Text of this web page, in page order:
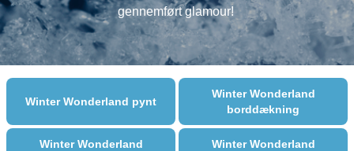
gennemført glamour!
Winter Wonderland pynt
Winter Wonderland
borddækning
Winter Wonderland
Winter Wonderland